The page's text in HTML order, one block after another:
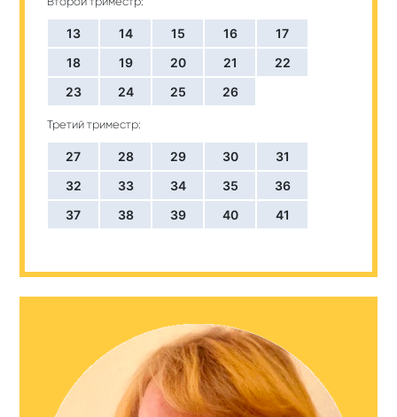
13 14 15 16
17
18
19 20 21
22
23
24 25 26
Третий триместр:
27 28 29 30
31
32
33 34 35
36
37
38 39 40 41